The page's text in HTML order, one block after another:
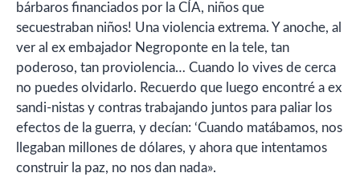
bárbaros financiados por la CÍA, niños que
secuestraban niños! Una violencia extrema. Y anoche, al
ver al ex embajador Negroponte en la tele, tan
poderoso, tan proviolencia… Cuando lo vives de cerca
no puedes olvidarlo. Recuerdo que luego encontré a ex
sandi-nistas y contras trabajando juntos para paliar los
efectos de la guerra, y decían: ‘Cuando matábamos, nos
llegaban millones de dólares, y ahora que intentamos
construir la paz, no nos dan nada».